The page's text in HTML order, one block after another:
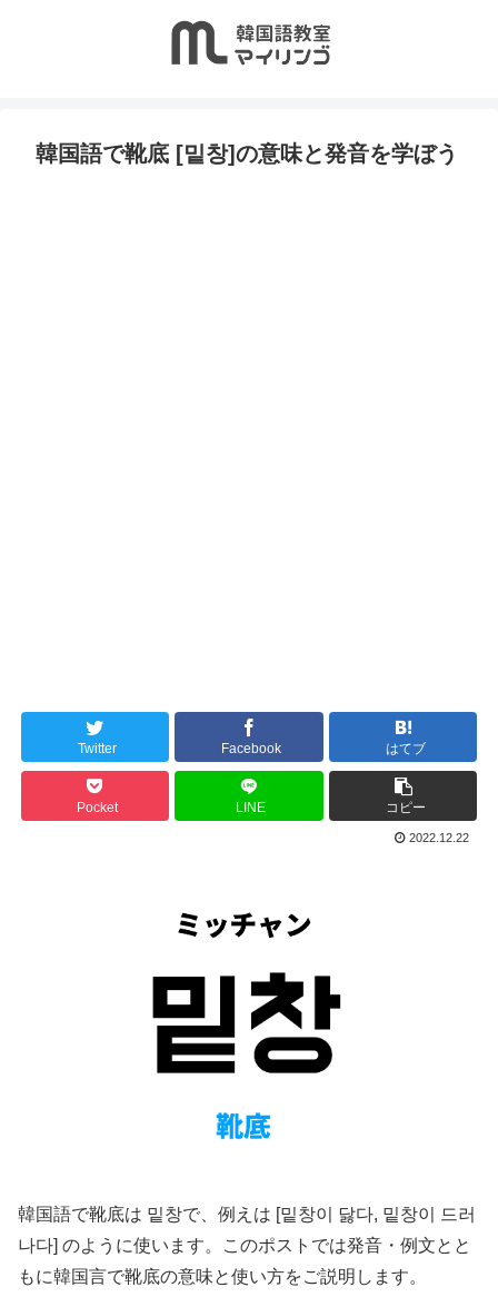
韓国語で靴底 [밑창]の意味と発音を学ぼう
Twitter Facebook はてブ
Pocket LINE コピー
2022.12.22
韓国語で靴底は 밑창で、例えは [밑창이 닳다, 밑창이 드러
나다] のように使います。このポストでは発音・例文とと
もに韓国言で靴底の意味と使い方をご説明します。